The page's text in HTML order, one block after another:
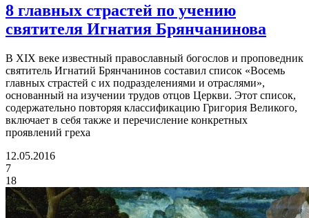
8 главных страстей по учению
святителя Игнатия Брянчанинова
В XIX веке известный православный богослов и проповедник
святитель Игнатий Брянчанинов составил список «Восемь
главных страстей с их подразделениями и отраслями»,
основанный на изучении трудов отцов Церкви. Этот список,
содержательно повторяя классификацию Григория Великого,
включает в себя также и перечисление конкретных
проявлений греха
12.05.2016
7
18